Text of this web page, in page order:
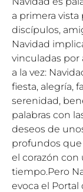
a primera vista
discípulos,
Navidad
vinculadas por
a la vez:
fiesta, alegría,
serenidad,
palabras con
deseos de
profundos
el corazón con
tiempo.Pero
evoca el Portal